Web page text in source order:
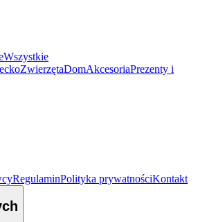
Wszystkie
ZwierzętaDomAkcesoriaPrezenty i
RegulaminPolityka prywatnościKontakt